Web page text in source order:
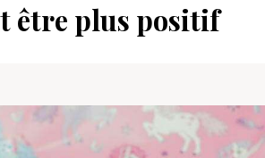
être plus positif